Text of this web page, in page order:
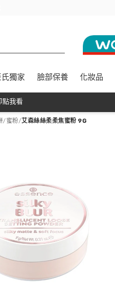
獨家 臉部保養 化妝品
點我看
/蜜粉/艾森絲絲柔柔焦蜜粉 9G